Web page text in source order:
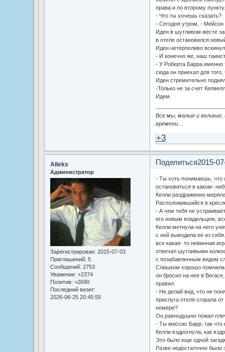
права и по второму пункту.
- Что ты хочешь сказать?
- Сегодня утром, -
Иден в шутливом жесте
в отеле остановился
Иден нетерпеливо
- И конечно же, наш
- У Роберта Барра именно
сюда он приехал для
Иден стремительно
-Только не за счет
Идем.
Все мы, малые и
времени...
+3
Поделиться2015-
Alleks
Администратор
Зарегистрирован: 2015-07-03
Приглашений: 5
Сообщений: 2753
Уважение: +2374
Позитив: +2690
Последний визит:
2026-06-25 20:45:55
- Ты хоть понимаешь, что
остановиться в каком-
Келли раздраженно
Расположившийся в
- А чем тебя не
его новым владельцем,
Келли метнула на него
с ней выводила ее из
все какая- то невинная
отвечал шутливыми
с позабавленным видом
Слишком хорошо помнила
он бросил на нее в
правил.
- Не делай вид, что не
прислуга отеля сгорала
номере?
Он равнодушно пожал
- Ты миссис Барр, так что
Келли вздрогнула, как
Это было еще одной
Разве недостаточно было